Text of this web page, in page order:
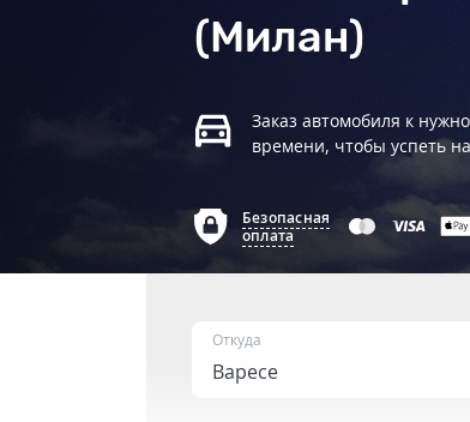
(Милан)
Заказ автомобиля к
времени, чтобы успеть
Безопасная
оплата
Откуда